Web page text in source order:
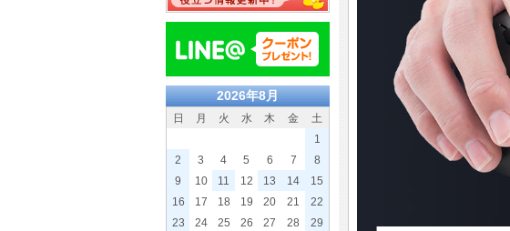
2026年8月
日 月 火 水 木 金
土
1
2
3 4 5 6 7
8
9
10 11 12 13 14
15
16
17 18 19 20 21
22
23
24 25 26 27 28 29